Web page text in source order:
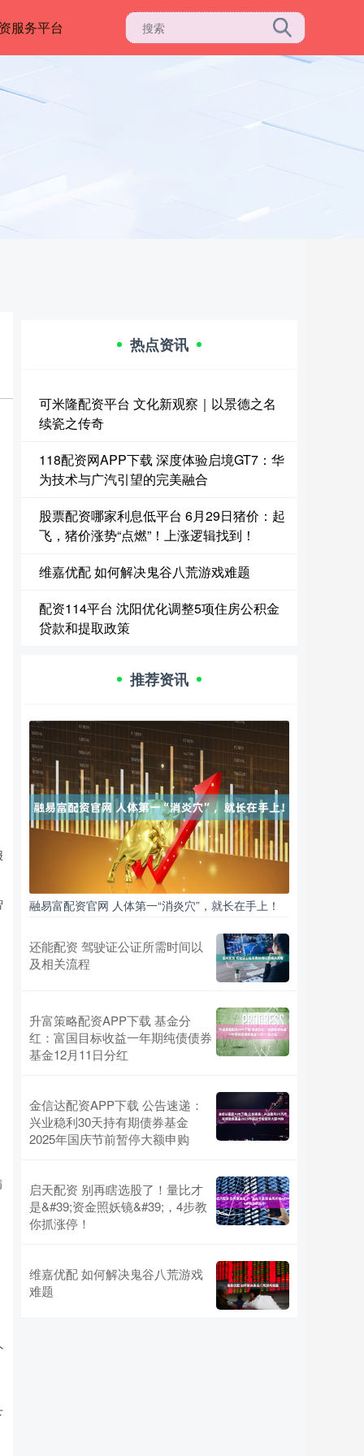
服务平台
热点资讯
可米隆配资平台 文化新观察｜以景德之名
续瓷之传奇
118配资网APP下载 深度体验启境GT7：华
为技术与广汽引望的完美融合
股票配资哪家利息低平台 6月29日猪价：起
飞，猪价涨势“点燃”！上涨逻辑找到！
维嘉优配 如何解决鬼谷八荒游戏难题
配资114平台 沈阳优化调整5项住房公积金
贷款和提取政策
推荐资讯
融易富配资官网 人体第一“消炎穴”，就长在手上！
还能配资 驾驶证公证所需时间以
及相关流程
升富策略配资APP下载 基金分
红：富国目标收益一年期纯债债券
基金12月11日分红
金信达配资APP下载 公告速递：
兴业稳利30天持有期债券基金
2025年国庆节前暂停大额申购
启天配资 别再瞎选股了！量比才
是&#39;资金照妖镜&#39;，4步教
你抓涨停！
维嘉优配 如何解决鬼谷八荒游戏
难题